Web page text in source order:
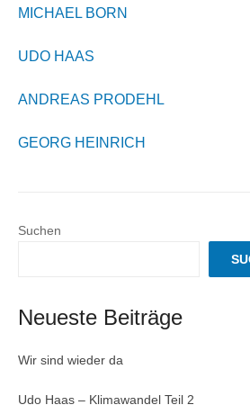
MICHAEL BORN
UDO HAAS
ANDREAS PRODEHL
GEORG HEINRICH
Suchen
Neueste Beiträge
Wir sind wieder da
Udo Haas – Klimawandel Teil 2